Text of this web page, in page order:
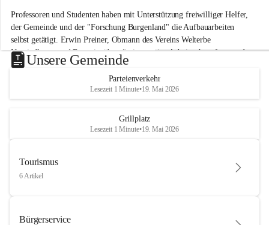
Professoren und Studenten haben mit Unterstützung freiwilliger Helfer,
der Gemeinde und der "Forschung Burgenland" die Aufbauarbeiten
selbst getätigt. Erwin Preiner, Obmann des Vereins Welterbe
Neusiedlersee und Bgm. ist über die innovative Arbeit sehr erfreut und
hofft auf baldige praktische Anwendung der Forschungsergebnisse.
Gerade in Zeiten des Klimawandels ist jede technologische Innovation
wichtig!
Unsere Gemeinde
Parteienverkehr
Lesezeit 1 Minute•19. Mai 2026
Grillplatz
Lesezeit 1 Minute•19. Mai 2026
Tourismus
6 Artikel
Bürgerservice